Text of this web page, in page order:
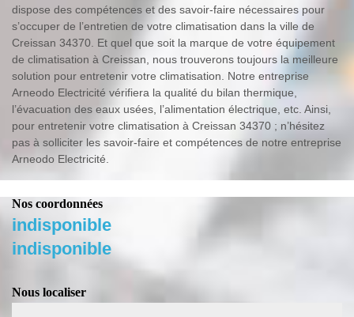
dispose des compétences et des savoir-faire nécessaires pour
s’occuper de l’entretien de votre climatisation dans la ville de
Creissan 34370. Et quel que soit la marque de votre équipement
de climatisation à Creissan, nous trouverons toujours la meilleure
solution pour entretenir votre climatisation. Notre entreprise
Arneodo Electricité vérifiera la qualité du bilan thermique,
l’évacuation des eaux usées, l’alimentation électrique, etc. Ainsi,
pour entretenir votre climatisation à Creissan 34370 ; n’hésitez
pas à solliciter les savoir-faire et compétences de notre entreprise
Arneodo Electricité.
Nos coordonnées
indisponible
indisponible
Nous localiser